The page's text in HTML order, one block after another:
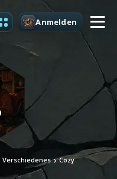
Anmelden
Verschiedenes Cozy